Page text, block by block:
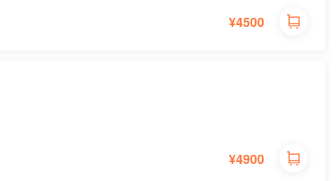
¥4500
¥4900